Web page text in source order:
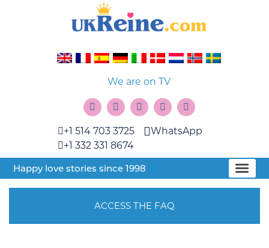
We are on TV
+1 514 703 3725
+1 332 331 8674
WhatsApp
Happy love stories since 1998
ACCESS THE FAQ